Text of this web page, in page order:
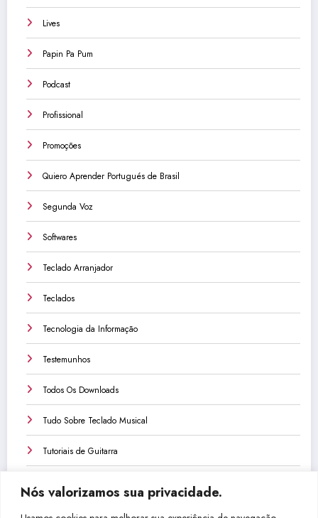
Nós valorizamos sua privacidade.
Lives
Papin Pa Pum
Podcast
Profissional
Promoções
Quiero Aprender Portugués de Brasil
Segunda Voz
Softwares
Teclado Arranjador
Teclados
Tecnologia da Informação
Testemunhos
Todos Os Downloads
Tudo Sobre Teclado Musical
Tutoriais de Guitarra
Tutoriais de Violão